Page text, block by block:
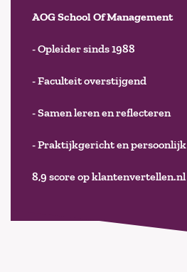
AOG School Of Management
- Opleider sinds 1988
- Faculteit overstijgend
- Samen leren en reflecteren
- Praktijkgericht en persoonlijk
8,9 score op klantenvertellen.nl